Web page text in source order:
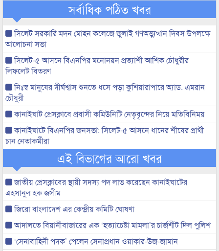
সর্বাধিক পঠিত খবর
সিলেট সরকারি মদন মোহন কলেজে জুলাই গণঅভ্যুত্থান দিবস উপলক্ষে
আলোচনা সভা
সিলেট-৫ আসনে বিএনপির মনোনয়ন প্রত্যাশী আশিক চৌধুরীর
লিফলেট বিতরণ
নিঃস্ব মানুষের দীর্ঘশ্বাস শুনতে ধসে পড়া কুশিয়ারাপারে অ্যাড. এমরান
চৌধুরী
কানাইঘাট প্রেসক্লাবে প্রবাসী কমিউনিটি নেতৃবৃন্দের নিয়ে মতিবিনিময়
কানাইঘাটে বিএনপির জনসভা: সিলেট-৫ আসনে ধানের শীষের প্রার্থী
চান নেতাকর্মীরা
এই বিভাগের আরো খবর
জাতীয় প্রেসক্লাবের স্থায়ী সদস্য পদ লাভ করেছেন কানাইঘাটের
এহসানুল হক জসীম
জিরো বাংলাদেশ এর কেন্দ্রীয় কমিটি ঘোষণা
আদালতে বিয়ানীবাজারের এক ‘হত্যাচেষ্টা মামলা’র চার্জশীট দিল পুলিশ
‘সেনাবাহিনী পদক’ পেলেন সেনাপ্রধান ওয়াকার-উজ-জামান